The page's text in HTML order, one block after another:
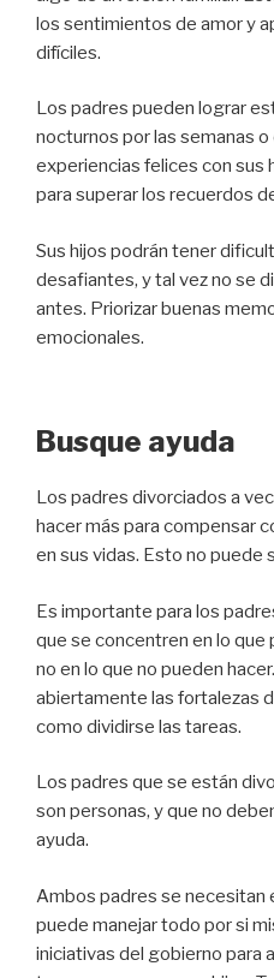
los sentimientos de amor y
difíciles.
Los padres pueden lograr
nocturnos por las semanas
experiencias felices con sus
para superar los recuerdos
Sus hijos podrán tener
desafiantes, y tal vez no se
antes. Priorizar buenas
emocionales.
Busque ayuda
Los padres divorciados a
hacer más para compensar
en sus vidas. Esto no puede
Es importante para los
que se concentren en lo que
no en lo que no pueden
abiertamente las fortalezas
como dividirse las tareas.
Los padres que se están
son personas, y que no
ayuda.
Ambos padres se necesitan
puede manejar todo por si
iniciativas del gobierno para